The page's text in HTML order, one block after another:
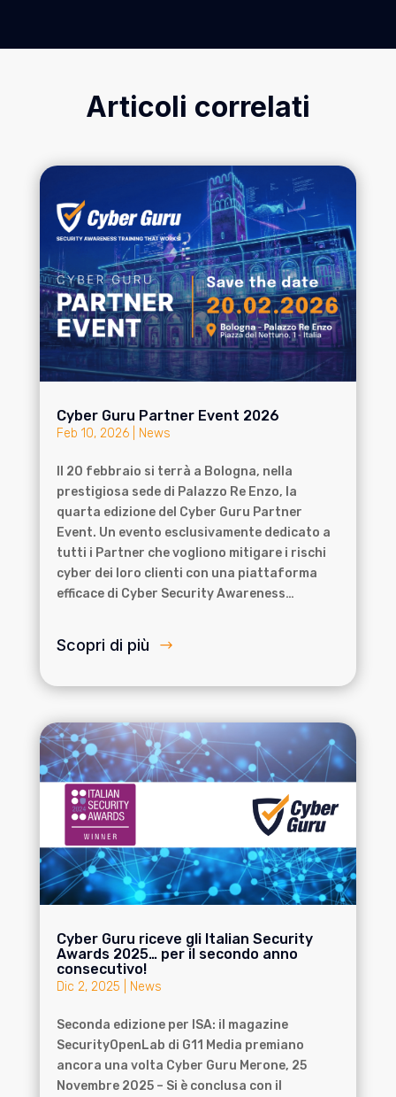
Articoli correlati
Cyber Guru Partner Event 2026
Feb 10, 2026| News
Il 20 febbraio si terrà a Bologna, nella
prestigiosa sede di Palazzo Re Enzo, la
quarta edizione del Cyber Guru Partner
Event. Un evento esclusivamente dedicato a
tutti i Partner che vogliono mitigare i rischi
cyber dei loro clienti con una piattaforma
efficace di Cyber Security Awareness…
Scopri di più
Cyber Guru riceve gli Italian Security
Awards 2025… per il secondo anno
consecutivo!
Dic 2, 2025 News
Seconda edizione per ISA: il magazine
SecurityOpenLab di G11 Media premiano
ancora una volta Cyber Guru Merone, 25
Novembre 2025 – Si è conclusa con il